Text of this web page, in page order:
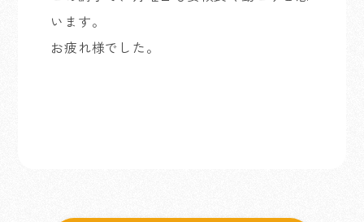
います。
お疲れ様でした。